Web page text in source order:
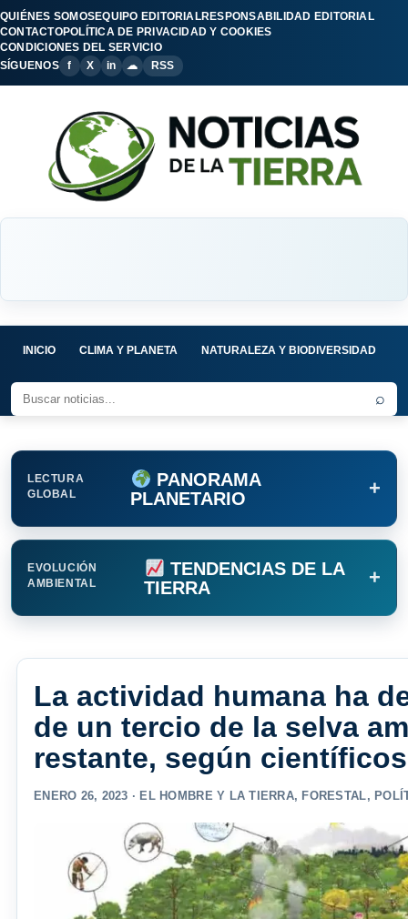
QUIÉNES SOMOSEQUIPO EDITORIALRESPONSABILIDAD EDITORIAL
CONTACTOPOLÍTICA DE PRIVACIDAD Y COOKIES
CONDICIONES DEL SERVICIO
SÍGUENOS
f X in ☁ RSS
INICIO CLIMA Y PLANETA NATURALEZA Y BIODIVERSIDAD
⌕
LECTURA
GLOBAL
PANORAMA
PLANETARIO
+
EVOLUCIÓN
AMBIENTAL
TENDENCIAS DE LA
TIERRA
+
La actividad humana ha
de un tercio de la selva
restante, según científicos
ENERO 26, 2023 · EL HOMBRE Y LA TIERRA, FORESTAL,